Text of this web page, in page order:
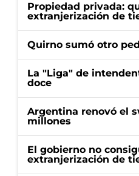
Propiedad privada:
extranjerización de
Quirno sumó otro
La "Liga" de
doce
Argentina renovó el
millones
El gobierno no
extranjerización de